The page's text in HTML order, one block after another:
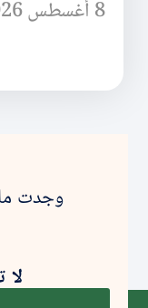
8 أغسطس 2026
وجدت
لا